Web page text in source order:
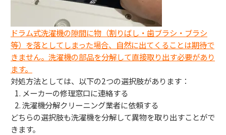
ドラム式洗濯機の隙間に物（割りばし・歯ブラシ・ブラシ
等）を落としてしまった場合、自然に出てくることは期待で
きません。洗濯機の部品を分解して直接取り出す必要があり
ます。
対処方法としては、以下の2つの選択肢があります：
メーカーの修理窓口に連絡する
洗濯機分解クリーニング業者に依頼する
どちらの選択肢も洗濯機を分解して異物を取り出すことがで
きます。